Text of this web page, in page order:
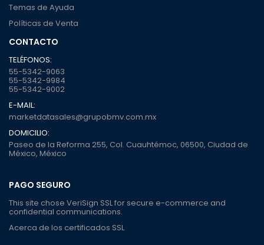
Temas de Ayuda
Políticas de Venta
CONTACTO
TELÉFONOS:
55-5342-9063
55-5342-9984
55-5342-9002
E-MAIL:
marketdatasales@grupobmv.com.mx
DOMICILIO:
Paseo de la Reforma 255, Col. Cuauhtémoc, 06500, Ciudad de
México, México
PAGO SEGURO
This site chose VeriSign SSL for secure e-commerce and
confidential communications.
Acerca de los certificados SSL